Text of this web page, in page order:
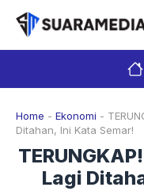
Langsung
isi
Home - Ekonomi -
Ditahan, Ini Kata Semar!
Lagi